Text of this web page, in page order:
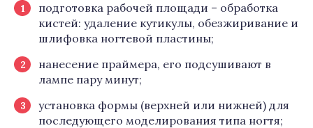
подготовка рабочей площади – обработка
кистей: удаление кутикулы, обезжиривание и
шлифовка ногтевой пластины;
нанесение праймера, его подсушивают в
лампе пару минут;
установка формы (верхней или нижней) для
последующего моделирования типа ногтя;